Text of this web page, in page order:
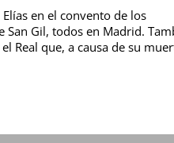
en el convento de los
San Gil, todos en Madrid.
Real que, a causa de su